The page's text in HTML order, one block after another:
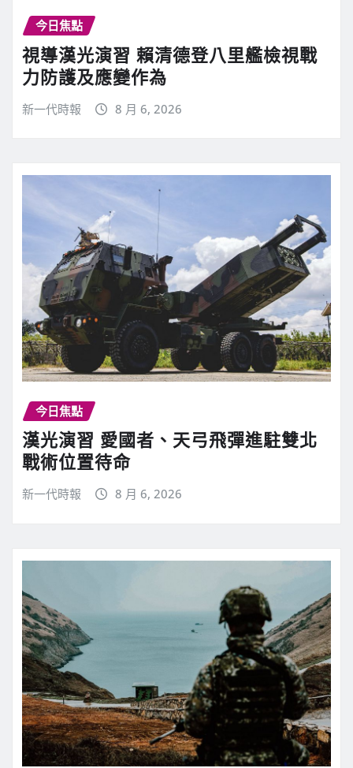
今日焦點
視導漢光演習 賴清德登八里艦檢視戰
力防護及應變作為
新一代時報 8 月 6, 2026
今日焦點
漢光演習 愛國者、天弓飛彈進駐雙北
戰術位置待命
新一代時報 8 月 6, 2026